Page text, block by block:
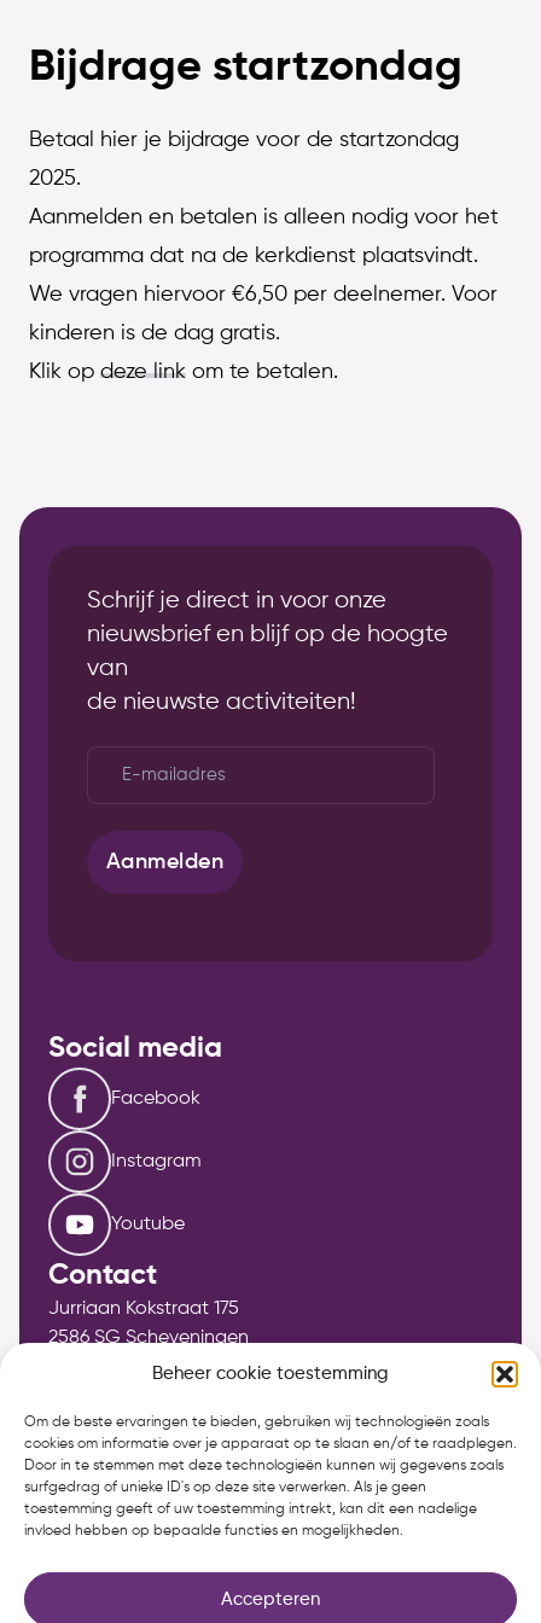
Beheer cookie toestemming
Om de beste ervaringen te bieden, gebruiken wij technologieën zoals
cookies om informatie over je apparaat op te slaan en/of te raadplegen.
Door in te stemmen met deze technologieën kunnen wij gegevens zoals
surfgedrag of unieke ID's op deze site verwerken. Als je geen
toestemming geeft of uw toestemming intrekt, kan dit een nadelige
invloed hebben op bepaalde functies en mogelijkheden.
Accepteren
Bijdrage startzondag
Betaal hier je bijdrage voor de startzondag
2025.
Aanmelden en betalen is alleen nodig voor het
programma dat na de kerkdienst plaatsvindt.
We vragen hiervoor €6,50 per deelnemer. Voor
kinderen is de dag gratis.
Klik op deze link om te betalen.
Schrijf je direct in voor onze
nieuwsbrief en blijf op de hoogte
van
de nieuwste activiteiten!
Aanmelden
Social media
Facebook
Instagram
Youtube
Contact
Jurriaan Kokstraat 175
2586 SG Scheveningen
info@bethelkerkscheveningen.nl
Wijkpredikant: ds. Gerco Lock
070-4129706
dominee@bethelkerkscheveningen.nl
Realisatie doorZeker Zichtbaar